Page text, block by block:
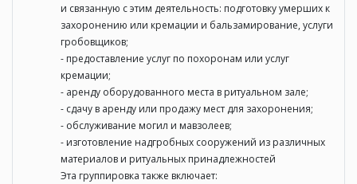
и связанную с этим деятельность: подготовку умерших к
захоронению или кремации и бальзамирование, услуги
гробовщиков;
- предоставление услуг по похоронам или услуг
кремации;
- аренду оборудованного места в ритуальном зале;
- сдачу в аренду или продажу мест для захоронения;
- обслуживание могил и мавзолеев;
- изготовление надгробных сооружений из различных
материалов и ритуальных принадлежностей
Эта группировка также включает: